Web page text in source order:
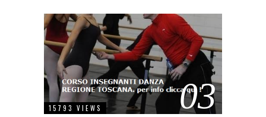
03
15793 VIEWS